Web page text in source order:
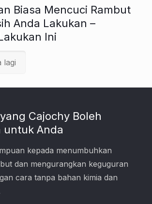
Biasa Mencuci Rambut
Anda Lakukan –
Ini
lagi
Cajochy Boleh
untuk Anda
kepada menumbuhkan
dan mengurangkan keguguran
cara tanpa bahan kimia dan